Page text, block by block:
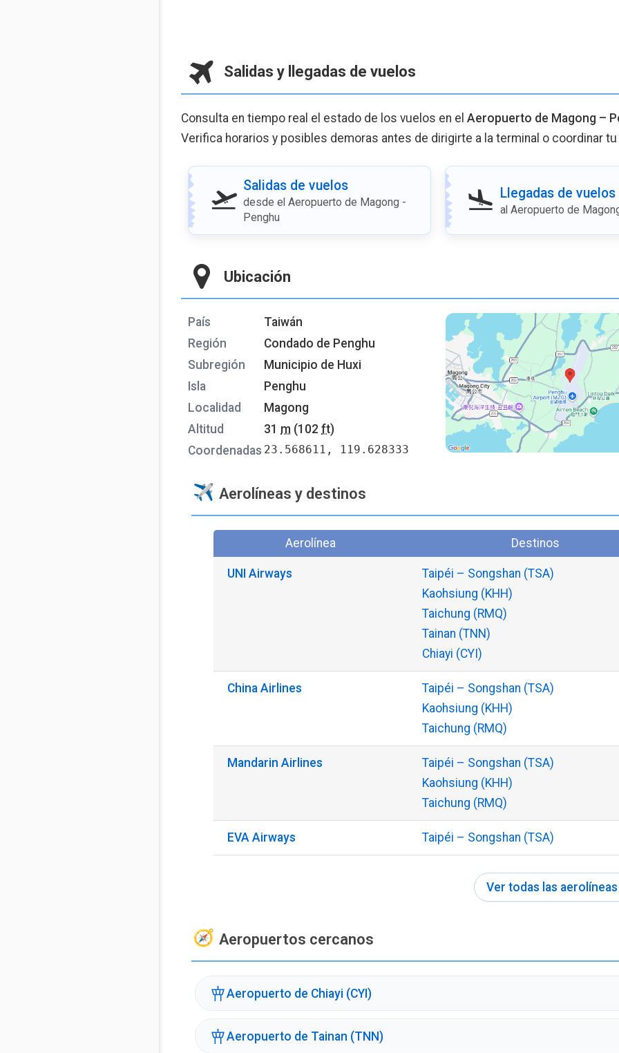
Salidas y llegadas de vuelos
Consulta en tiempo real el estado de los vuelos en el Aeropuerto de Magong –
Verifica horarios y posibles demoras antes de dirigirte a la terminal o coordinar
Salidas de vuelos
desde el Aeropuerto de Magong -
Penghu
Llegadas de vuelos
al Aeropuerto de
Ubicación
País
Taiwán
Región
Condado de Penghu
Subregión
Municipio de Huxi
Isla
Penghu
Localidad
Magong
Altitud
31 m (102 ft)
Coordenadas 23.568611, 119.628333
Aerolíneas y destinos
Aerolínea Destinos
UNI Airways
Taipéi – Songshan (TSA)
Kaohsiung (KHH)
Taichung (RMQ)
Tainan (TNN)
Chiayi (CYI)
China Airlines
Taipéi – Songshan (TSA)
Kaohsiung (KHH)
Taichung (RMQ)
Mandarin Airlines
Taipéi – Songshan (TSA)
Kaohsiung (KHH)
Taichung (RMQ)
EVA Airways Taipéi – Songshan (TSA)
Ver todas las aerolíneas
Aeropuertos cercanos
Aeropuerto de Chiayi (CYI)
Aeropuerto de Tainan (TNN)